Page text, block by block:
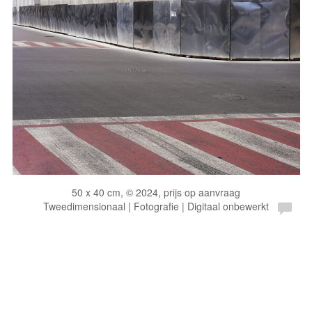
50 x 40 cm, © 2024, prijs op aanvraag
Tweedimensionaal | Fotografie | Digitaal onbewerkt